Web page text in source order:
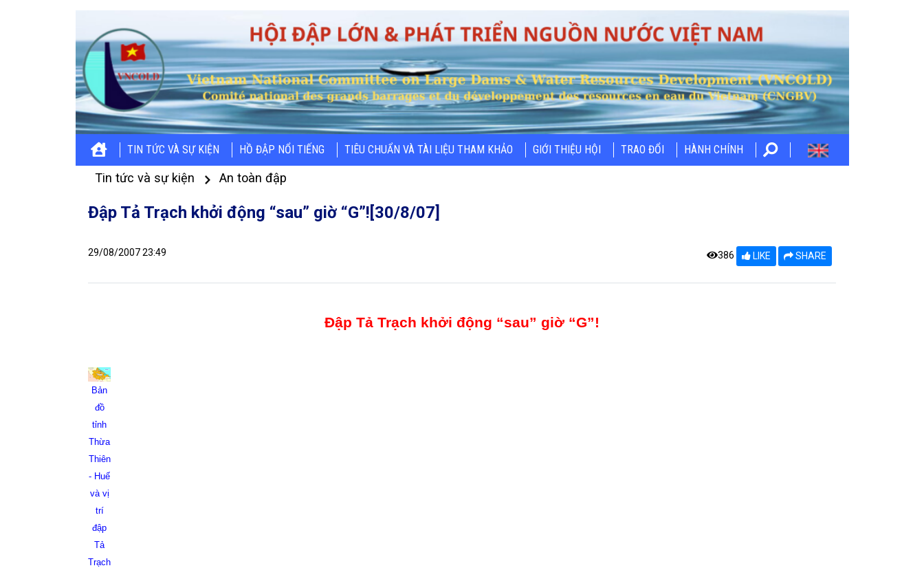
TIN TỨC VÀ SỰ KIỆN HỒ ĐẬP NỔI TIẾNG TIÊU CHUẨN VÀ TÀI LIỆU THAM KHẢO GIỚI THIỆU HỘI TRAO ĐỔI HÀNH CHÍNH
Tin tức và sự kiện An toàn đập
Đập Tả Trạch khởi động “sau” giờ “G”![30/8/07]
29/08/2007 23:49 386 LIKE SHARE
Đập Tả Trạch khởi động “sau” giờ “G”!
Bản
đồ
tỉnh
Thừa
Thiên
- Huế
và vị
trí
đập
Tả
Trạch